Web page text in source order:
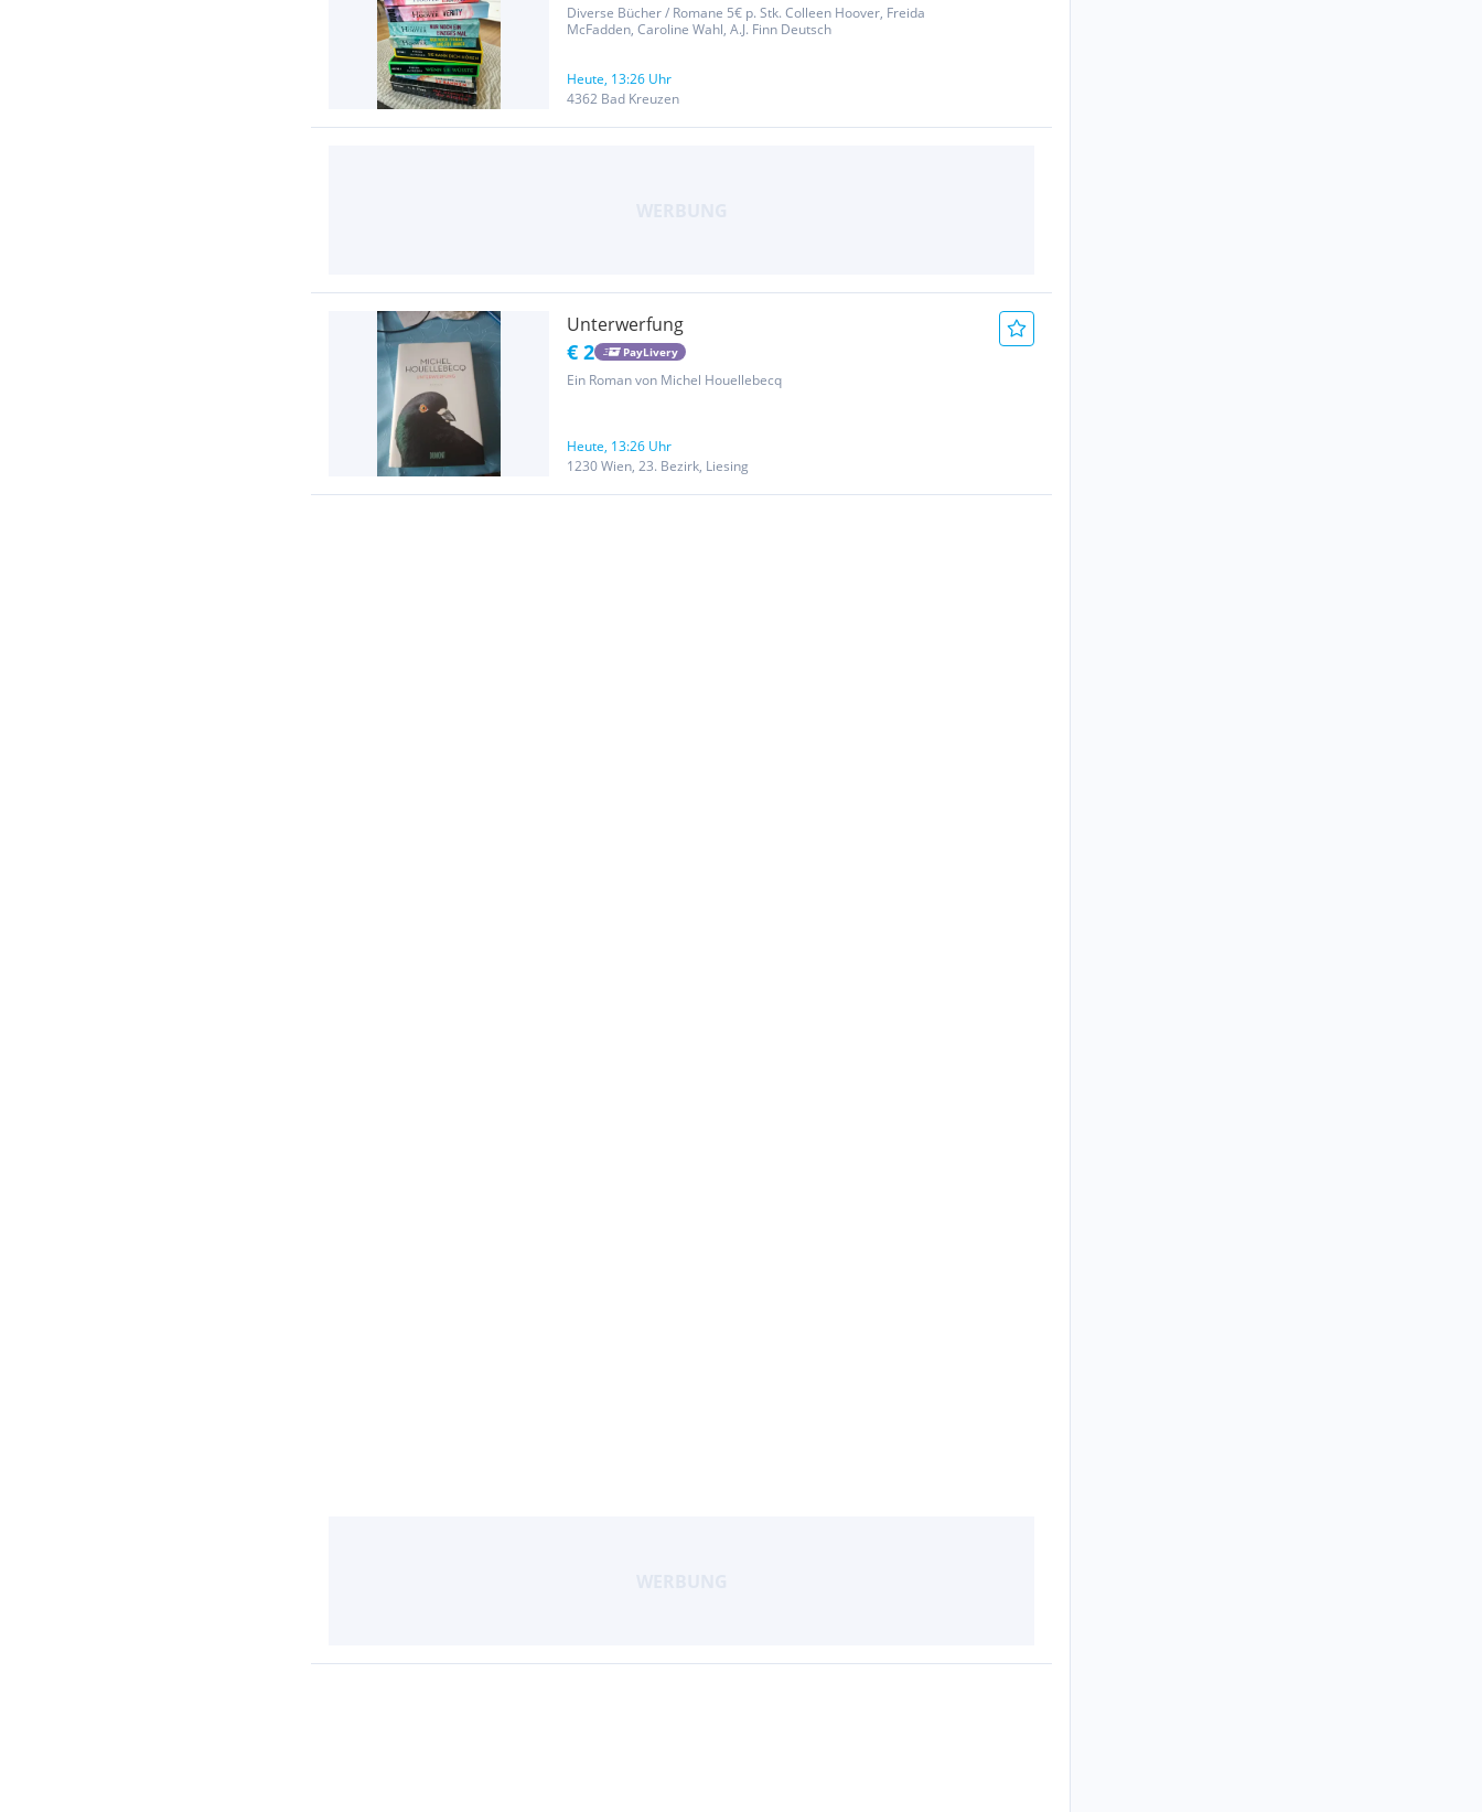
Diverse Bücher / Romane 5€ p. Stk. Colleen Hoover, Freida
McFadden, Caroline Wahl, A.J. Finn Deutsch
Heute, 13:26 Uhr
4362 Bad Kreuzen
Unterwerfung
€ 2 PayLivery
Ein Roman von Michel Houellebecq
Heute, 13:26 Uhr
1230 Wien, 23. Bezirk, Liesing